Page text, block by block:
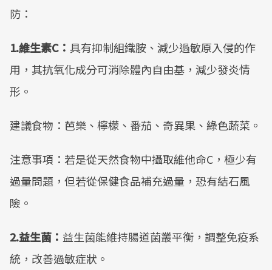
防：
1.維生素C： 具有抑制組織胺、減少過敏原入侵的作
用，其抗氧化成分可消除體內自由基，減少發炎情
形。
建議食物：芭樂、檸檬、番茄、奇異果、綠色蔬菜。
注意事項：若是從天然食物中攝取維他命C，極少有
過量問題，但若從保健食品補充過量，恐有結石風
險。
2.益生菌： 益生菌能維持腸道菌叢平衡，調整免疫系
統，改善過敏症狀。